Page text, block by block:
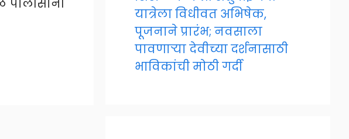
यात्रेला विधीवत अभिषेक,
पूजनाने प्रारंभ; नवसाला
पावणाऱ्या देवीच्या दर्शनासाठी
भाविकांची मोठी गर्दी